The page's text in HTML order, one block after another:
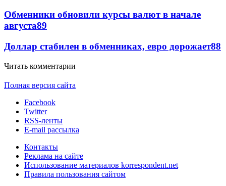
Обменники обновили курсы валют в начале
августа89
Доллар стабилен в обменниках, евро дорожает88
Читать комментарии
Полная версия сайта
Facebook
Twitter
RSS-ленты
E-mail рассылка
Контакты
Реклама на сайте
Использование материалов korrespondent.net
Правила пользования сайтом